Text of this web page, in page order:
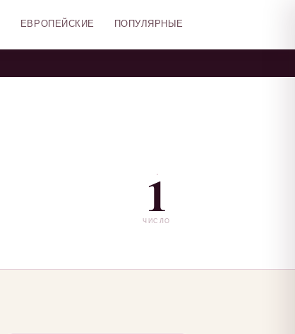
ЕВРОПЕЙСКИЕ ПОПУЛЯРНЫЕ
1
ЧИСЛО